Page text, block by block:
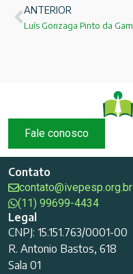
ANTERIOR
Fale conosco
Contato
contato@ivepesp.org.br
(11) 99699-4434
Legal
CNPJ: 15.151.763/0001-00
R. Antonio Bastos, 618
Sala 01